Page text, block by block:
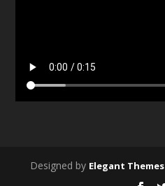
Designed by Elegant Themes